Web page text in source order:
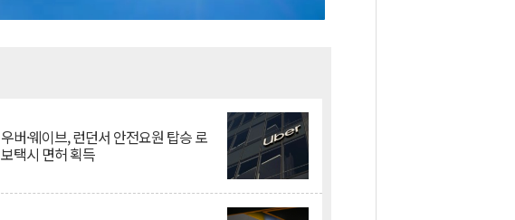
우버·웨이브, 런던서 안전요원 탑승 로
보택시 면허 획득